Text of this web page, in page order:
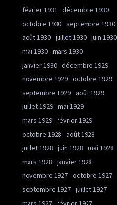
février 1931
décembre 1930
octobre 1930 septembre 1930
août 1930 juillet 1930 juin 1930
mai 1930 mars 1930
janvier 1930 décembre 1929
novembre 1929 octobre 1929
septembre 1929 août 1929
juillet 1929 mai 1929
mars 1929
février 1929
octobre 1928
août 1928
juillet 1928
juin 1928
mai 1928
mars 1928
janvier 1928
novembre 1927 octobre 1927
septembre 1927 juillet 1927
mars 1927
février 1927